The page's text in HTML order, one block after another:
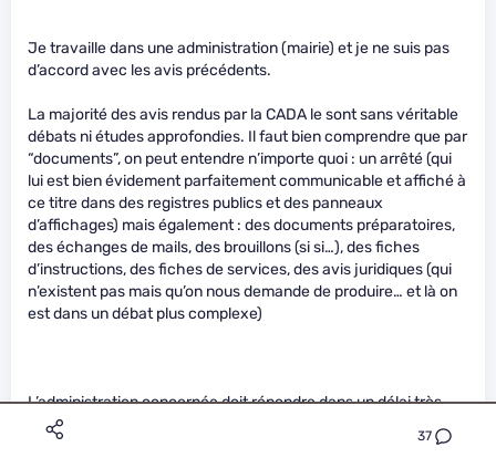
37
Je travaille dans une administration (mairie) et je ne suis pas
d’accord avec les avis précédents.
La majorité des avis rendus par la CADA le sont sans véritable
débats ni études approfondies. Il faut bien comprendre que par
“documents”, on peut entendre n’importe quoi : un arrêté (qui
lui est bien évidement parfaitement communicable et affiché à
ce titre dans des registres publics et des panneaux
d’affichages) mais également : des documents préparatoires,
des échanges de mails, des brouillons (si si…), des fiches
d’instructions, des fiches de services, des avis juridiques (qui
n’existent pas mais qu’on nous demande de produire… et là on
est dans un débat plus complexe)
L’administration concernée doit répondre dans un délai très
court (15 jours) : la majeure partie du temps, la demande n’est
pas encore arrivé dans le service concerné, sans compter les